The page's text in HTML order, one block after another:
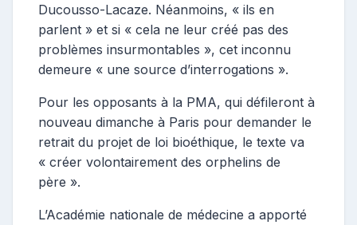
Ducousso-Lacaze. Néanmoins, « ils en
parlent » et si « cela ne leur créé pas des
problèmes insurmontables », cet inconnu
demeure « une source d’interrogations ».
Pour les opposants à la PMA, qui défileront à
nouveau dimanche à Paris pour demander le
retrait du projet de loi bioéthique, le texte va
« créer volontairement des orphelins de
père ».
L’Académie nationale de médecine a apporté